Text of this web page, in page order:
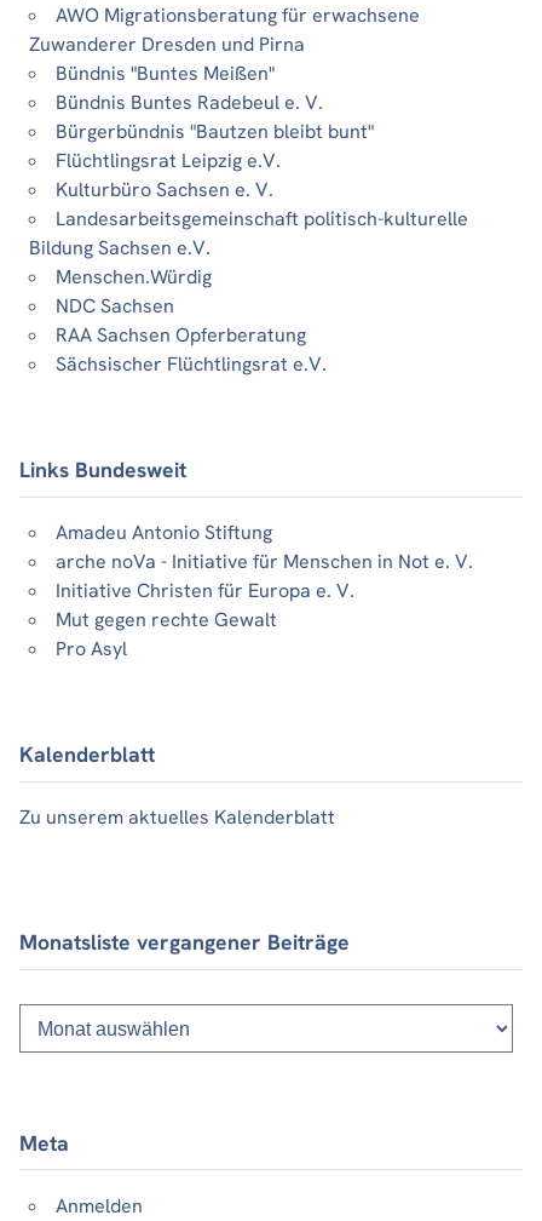
AWO Migrationsberatung für erwachsene
Zuwanderer Dresden und Pirna
Bündnis "Buntes Meißen"
Bündnis Buntes Radebeul e. V.
Bürgerbündnis "Bautzen bleibt bunt"
Flüchtlingsrat Leipzig e.V.
Kulturbüro Sachsen e. V.
Landesarbeitsgemeinschaft politisch-kulturelle
Bildung Sachsen e.V.
Menschen.Würdig
NDC Sachsen
RAA Sachsen Opferberatung
Sächsischer Flüchtlingsrat e.V.
Links Bundesweit
Amadeu Antonio Stiftung
arche noVa - Initiative für Menschen in Not e. V.
Initiative Christen für Europa e. V.
Mut gegen rechte Gewalt
Pro Asyl
Kalenderblatt
Zu unserem aktuelles Kalenderblatt
Monatsliste vergangener Beiträge
Monatsliste
vergangener
Beiträge
Meta
Anmelden